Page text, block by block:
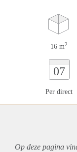
16 m2
07
Per direct
Op deze pagina